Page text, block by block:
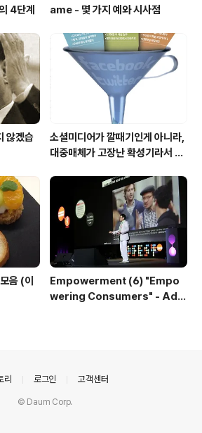
4단계
ame - 몇 가지 예와 시사점
않겠습
소셜미디어가 깔때기인게 아니라,
대중매체가 고장난 확성기라서 문
음 (이
Empowerment (6) "Empo
wering Consumers" - AdF
리 로그인 고객센터
© Daum Corp.